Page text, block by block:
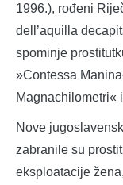
1996.), rođeni
dell’aquilla
spominje
»Contessa
Magnachilometri«
Nove
zabranile su
eksploatacije